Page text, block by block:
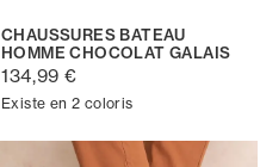
CHAUSSURES BATEAU
HOMME CHOCOLAT GALAIS
134,99 €
Existe en 2 coloris